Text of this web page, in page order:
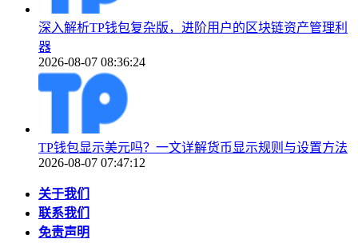
深入解析TP钱包复杂版，进阶用户的区块链资产管理利
器
2026-08-07 08:36:24
TP钱包显示美元吗？一文详解货币显示规则与设置方法
2026-08-07 07:47:12
关于我们
联系我们
免责声明